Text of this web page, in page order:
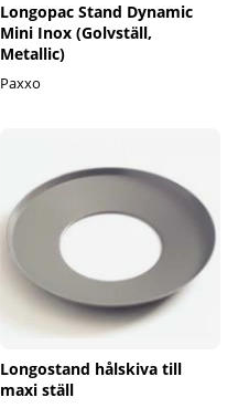
Longopac Stand Dynamic
Mini Inox (Golvställ,
Metallic)
Paxxo
Longostand hålskiva till
maxi ställ